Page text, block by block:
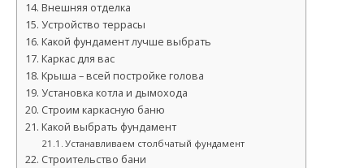
Внешняя отделка
Устройство террасы
Какой фундамент лучше выбрать
Каркас для вас
Крыша – всей постройке голова
Установка котла и дымохода
Строим каркасную баню
Какой выбрать фундамент
Устанавливаем столбчатый фундамент
Строительство бани